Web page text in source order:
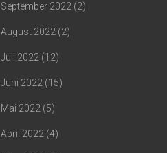
September 2022 (2)
August 2022 (2)
Juli 2022 (12)
Juni 2022 (15)
Mai 2022 (5)
April 2022 (4)